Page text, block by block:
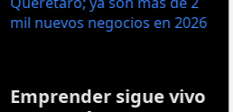
Emprender sigue vivo